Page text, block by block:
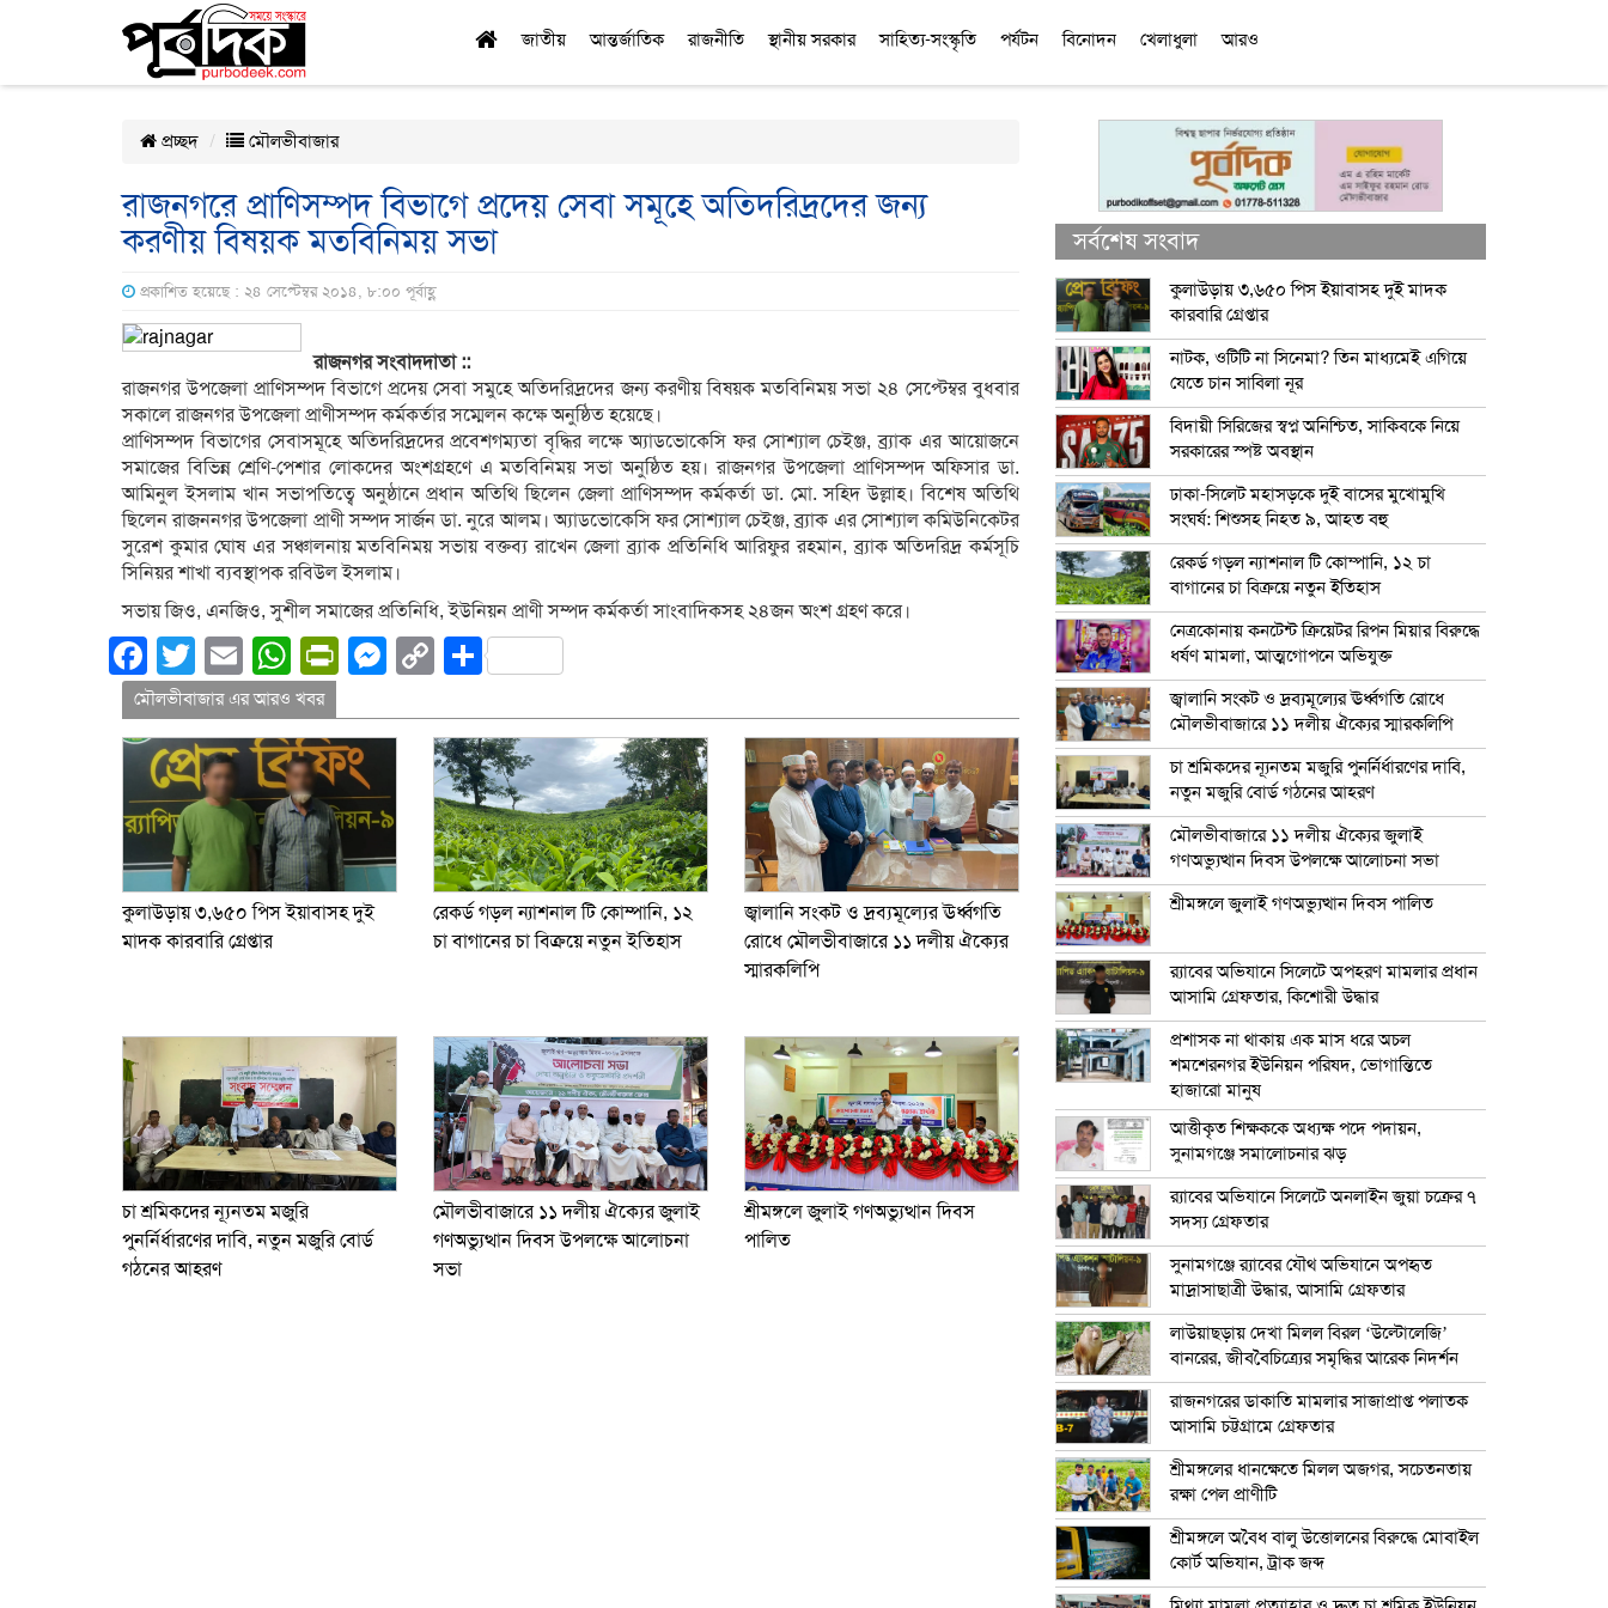
জাতীয় আন্তর্জাতিক রাজনীতি স্থানীয় সরকার সাহিত্য-সংস্কৃতি পর্যটন বিনোদন খেলাধুলা আরও
প্রচ্ছদ মৌলভীবাজার
রাজনগরে প্রাণিসম্পদ বিভাগে প্রদেয় সেবা সমূহে অতিদরিদ্রদের জন্য
করণীয় বিষয়ক মতবিনিময় সভা
প্রকাশিত হয়েছে : ২৪ সেপ্টেম্বর ২০১৪, ৮:০০ পূর্বাহ্ণ
রাজনগর সংবাদদাতা ::
রাজনগর উপজেলা প্রাণিসম্পদ বিভাগে প্রদেয় সেবা সমুহে অতিদরিদ্রদের জন্য করণীয় বিষয়ক মতবিনিময় সভা ২৪ সেপ্টেম্বর বুধবার
সকালে রাজনগর উপজেলা প্রাণীসম্পদ কর্মকর্তার সম্মেলন কক্ষে অনুষ্ঠিত হয়েছে।
প্রাণিসম্পদ বিভাগের সেবাসমূহে অতিদরিদ্রদের প্রবেশগম্যতা বৃদ্ধির লক্ষে অ্যাডভোকেসি ফর সোশ্যাল চেইঞ্জ, ব্র্যাক এর আয়োজনে
সমাজের বিভিন্ন শ্রেণি-পেশার লোকদের অংশগ্রহণে এ মতবিনিময় সভা অনুষ্ঠিত হয়। রাজনগর উপজেলা প্রাণিসম্পদ অফিসার ডা.
আমিনুল ইসলাম খান সভাপতিত্বে অনুষ্ঠানে প্রধান অতিথি ছিলেন জেলা প্রাণিসম্পদ কর্মকর্তা ডা. মো. সহিদ উল্লাহ। বিশেষ অতিথি
ছিলেন রাজননগর উপজেলা প্রাণী সম্পদ সার্জন ডা. নুরে আলম। অ্যাডভোকেসি ফর সোশ্যাল চেইঞ্জ, ব্র্যাক এর সোশ্যাল কমিউনিকেটর
সুরেশ কুমার ঘোষ এর সঞ্চালনায় মতবিনিময় সভায় বক্তব্য রাখেন জেলা ব্র্যাক প্রতিনিধি আরিফুর রহমান, ব্র্যাক অতিদরিদ্র কর্মসূচি
সিনিয়র শাখা ব্যবস্থাপক রবিউল ইসলাম।
সভায় জিও, এনজিও, সুশীল সমাজের প্রতিনিধি, ইউনিয়ন প্রাণী সম্পদ কর্মকর্তা সাংবাদিকসহ ২৪জন অংশ গ্রহণ করে।
Facebook
Twitter
EmailWhatsApp
PrintFriendly
Messenger
CopyShare
মৌলভীবাজার এর আরও খবর
কুলাউড়ায় ৩,৬৫০ পিস ইয়াবাসহ দুই
মাদক কারবারি গ্রেপ্তার
রেকর্ড গড়ল ন্যাশনাল টি কোম্পানি, ১২
চা বাগানের চা বিক্রয়ে নতুন ইতিহাস
জ্বালানি সংকট ও দ্রব্যমূল্যের ঊর্ধ্বগতি
রোধে মৌলভীবাজারে ১১ দলীয় ঐক্যের
স্মারকলিপি
চা শ্রমিকদের ন্যূনতম মজুরি
পুনর্নির্ধারণের দাবি, নতুন মজুরি বোর্ড
গঠনের আহরণ
মৌলভীবাজারে ১১ দলীয় ঐক্যের জুলাই
গণঅভ্যুত্থান দিবস উপলক্ষে আলোচনা
সভা
শ্রীমঙ্গলে জুলাই গণঅভ্যুত্থান দিবস
পালিত
সর্বশেষ সংবাদ
কুলাউড়ায় ৩,৬৫০ পিস ইয়াবাসহ দুই মাদক
কারবারি গ্রেপ্তার
নাটক, ওটিটি না সিনেমা? তিন মাধ্যমেই এগিয়ে
যেতে চান সাবিলা নূর
বিদায়ী সিরিজের স্বপ্ন অনিশ্চিত, সাকিবকে নিয়ে
সরকারের স্পষ্ট অবস্থান
ঢাকা-সিলেট মহাসড়কে দুই বাসের মুখোমুখি
সংঘর্ষ: শিশুসহ নিহত ৯, আহত বহু
রেকর্ড গড়ল ন্যাশনাল টি কোম্পানি, ১২ চা
বাগানের চা বিক্রয়ে নতুন ইতিহাস
নেত্রকোনায় কনটেন্ট ক্রিয়েটর রিপন মিয়ার বিরুদ্ধে
ধর্ষণ মামলা, আত্মগোপনে অভিযুক্ত
জ্বালানি সংকট ও দ্রব্যমূল্যের ঊর্ধ্বগতি রোধে
মৌলভীবাজারে ১১ দলীয় ঐক্যের স্মারকলিপি
চা শ্রমিকদের ন্যূনতম মজুরি পুনর্নির্ধারণের দাবি,
নতুন মজুরি বোর্ড গঠনের আহরণ
মৌলভীবাজারে ১১ দলীয় ঐক্যের জুলাই
গণঅভ্যুত্থান দিবস উপলক্ষে আলোচনা সভা
শ্রীমঙ্গলে জুলাই গণঅভ্যুত্থান দিবস পালিত
র‍্যাবের অভিযানে সিলেটে অপহরণ মামলার প্রধান
আসামি গ্রেফতার, কিশোরী উদ্ধার
প্রশাসক না থাকায় এক মাস ধরে অচল
শমশেরনগর ইউনিয়ন পরিষদ, ভোগান্তিতে
হাজারো মানুষ
আত্তীকৃত শিক্ষককে অধ্যক্ষ পদে পদায়ন,
সুনামগঞ্জে সমালোচনার ঝড়
র‍্যাবের অভিযানে সিলেটে অনলাইন জুয়া চক্রের ৭
সদস্য গ্রেফতার
সুনামগঞ্জে র‍্যাবের যৌথ অভিযানে অপহৃত
মাদ্রাসাছাত্রী উদ্ধার, আসামি গ্রেফতার
লাউয়াছড়ায় দেখা মিলল বিরল ‘উল্টোলেজি’
বানরের, জীববৈচিত্র্যের সমৃদ্ধির আরেক নিদর্শন
রাজনগরের ডাকাতি মামলার সাজাপ্রাপ্ত পলাতক
আসামি চট্টগ্রামে গ্রেফতার
শ্রীমঙ্গলের ধানক্ষেতে মিলল অজগর, সচেতনতায়
রক্ষা পেল প্রাণীটি
শ্রীমঙ্গলে অবৈধ বালু উত্তোলনের বিরুদ্ধে মোবাইল
কোর্ট অভিযান, ট্রাক জব্দ